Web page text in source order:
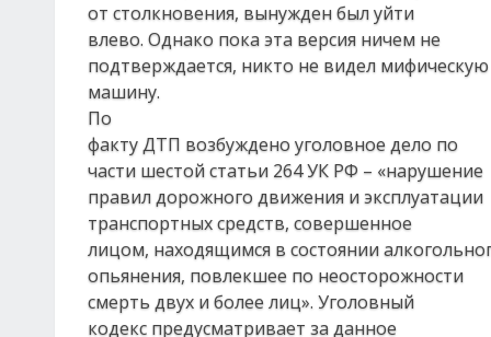
от столкновения, вынужден был уйти
влево. Однако пока эта версия ничем не
подтверждается, никто не видел мифическую
машину.
По
факту ДТП возбуждено уголовное дело по
части шестой статьи 264 УК РФ – «нарушение
правил дорожного движения и эксплуатации
транспортных средств, совершенное
лицом, находящимся в состоянии
опьянения, повлекшее по неосторожности
смерть двух и более лиц». Уголовный
кодекс предусматривает за данное